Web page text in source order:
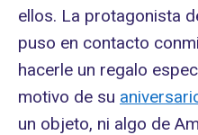
ellos. La protagonista
puso en contacto
hacerle un regalo
motivo de su
un objeto, ni algo de